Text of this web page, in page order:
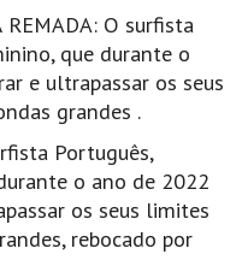
REMADA: O surfista
que durante o
e ultrapassar os seus
grandes .
Português,
o ano de 2022
os seus limites
rebocado por